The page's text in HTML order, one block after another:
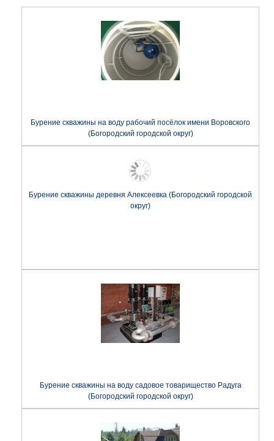
Бурение скважины на воду рабочий посёлок имени Воровского
(Богородский городской округ)
Бурение скважины деревня Алексеевка (Богородский городской
округ)
Бурение скважины на воду садовое товарищество Радуга
(Богородский городской округ)